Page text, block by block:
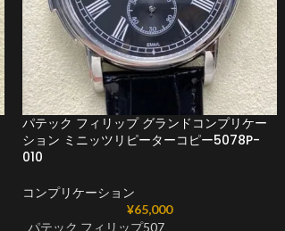
パテック フィリップ グランドコンプリケー
ション ミニッツリピーターコピー5078P-
010
コンプリケーション
¥65,000
パテック フィリップ507